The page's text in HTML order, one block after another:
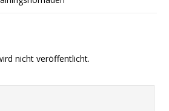
nicht veröffentlicht.